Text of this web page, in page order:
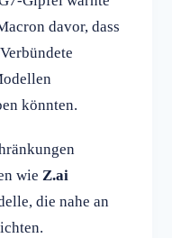
davor, dass
könnten.
wie Z.ai
die nahe an